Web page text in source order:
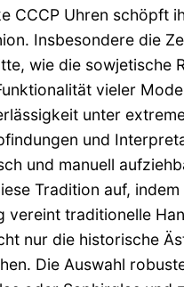
CCCP Uhren schöpft
Insbesondere die
wie die sowjetische
vieler
unter
und
und manuell
Tradition auf,
vereint traditionelle
nur die historische
Die Auswahl